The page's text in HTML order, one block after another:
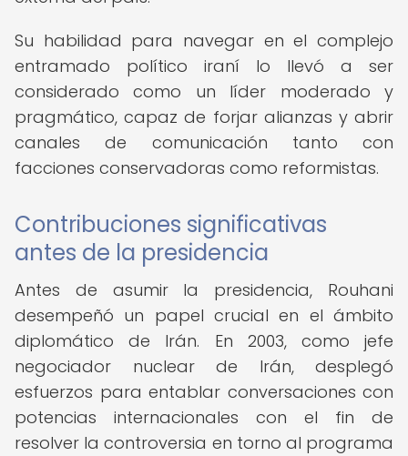
Su habilidad para navegar en el complejo
entramado político iraní lo llevó a ser
considerado como un líder moderado y
pragmático, capaz de forjar alianzas y abrir
canales de comunicación tanto con
facciones conservadoras como reformistas.
Contribuciones significativas
antes de la presidencia
Antes de asumir la presidencia, Rouhani
desempeñó un papel crucial en el ámbito
diplomático de Irán. En 2003, como jefe
negociador nuclear de Irán, desplegó
esfuerzos para entablar conversaciones con
potencias internacionales con el fin de
resolver la controversia en torno al programa